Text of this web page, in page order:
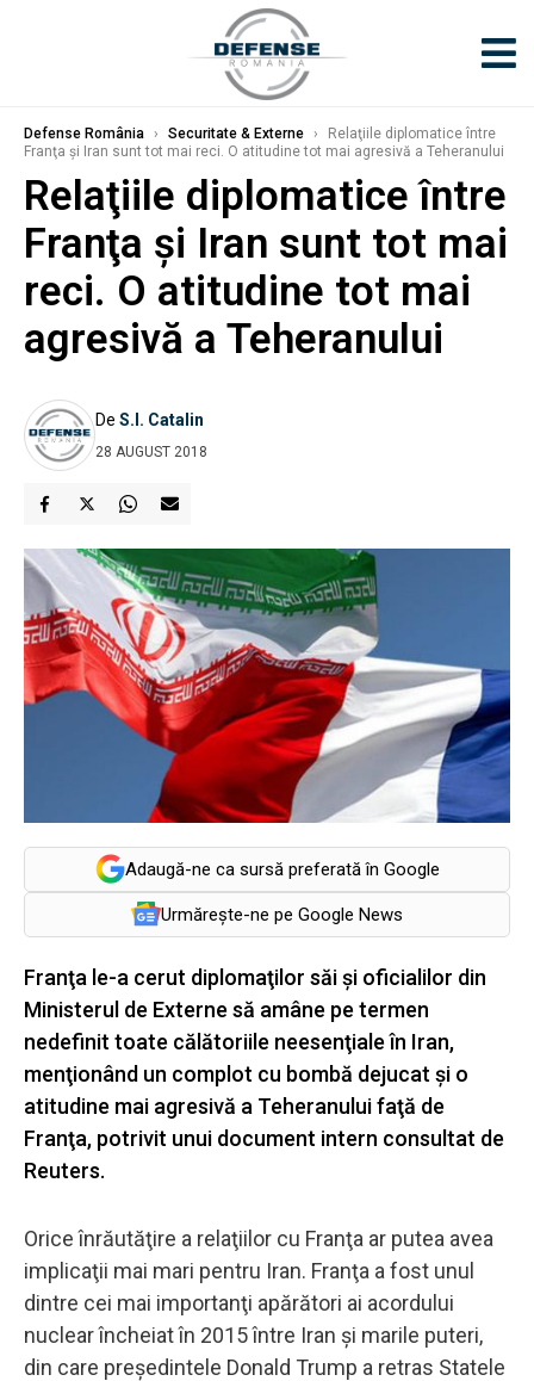
Defense România › Securitate & Externe ›
Relaţiile diplomatice între
Franţa şi Iran sunt tot mai reci. O atitudine tot mai agresivă a Teheranului
Relaţiile diplomatice între
Franţa şi Iran sunt tot mai
reci. O atitudine tot mai
agresivă a Teheranului
De S.I. Catalin
28 AUGUST 2018
Adaugă-ne ca sursă preferată în Google
Urmărește-ne pe Google News
Franţa le-a cerut diplomaţilor săi şi oficialilor din
Ministerul de Externe să amâne pe termen
nedefinit toate călătoriile neesenţiale în Iran,
menţionând un complot cu bombă dejucat şi o
atitudine mai agresivă a Teheranului faţă de
Franţa, potrivit unui document intern consultat de
Reuters.
Orice înrăutăţire a relaţiilor cu Franţa ar putea avea
implicaţii mai mari pentru Iran. Franţa a fost unul
dintre cei mai importanţi apărători ai acordului
nuclear încheiat în 2015 între Iran şi marile puteri,
din care preşedintele Donald Trump a retras Statele